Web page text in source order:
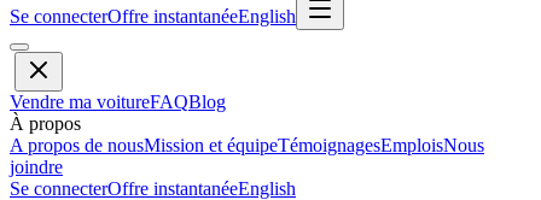
Se connecterOffre instantanéeEnglish
Vendre ma voitureFAQBlog
À propos
A propos de nousMission et équipeTémoignagesEmploisNous
joindre
Se connecterOffre instantanéeEnglish